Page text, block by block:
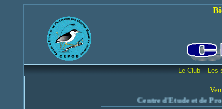
Bienvenue sur
Le Club | Les
Centre d'Etude et de Protection